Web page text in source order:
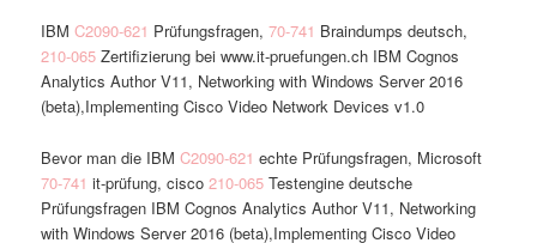
IBMC2090-621 Prüfungsfragen,70-741 Braindumps deutsch,
210-065 Zertifizierung bei www.it-pruefungen.ch IBM Cognos
Analytics Author V11, Networking with Windows Server 2016
(beta),Implementing Cisco Video Network Devices v1.0
Bevor man die IBMC2090-621 echte Prüfungsfragen, Microsoft
70-741 it-prüfung, cisco210-065 Testengine deutsche
Prüfungsfragen IBM Cognos Analytics Author V11, Networking
with Windows Server 2016 (beta),Implementing Cisco Video